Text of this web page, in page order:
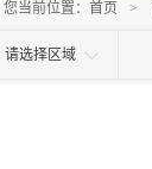
您当前位置： 首页 >
请选择区域